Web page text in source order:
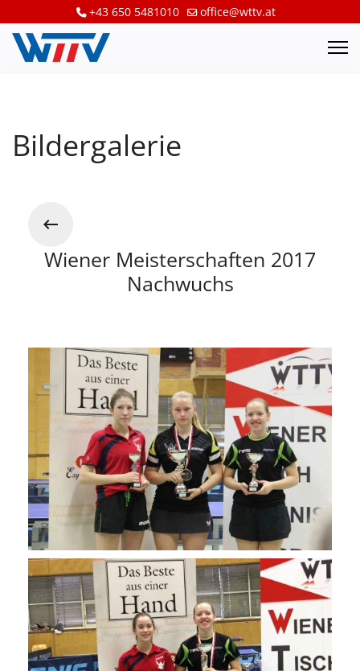
+43 650 5481010 office@wttv.at
Bildergalerie
Wiener Meisterschaften 2017
Nachwuchs